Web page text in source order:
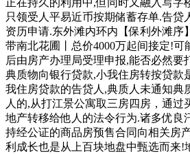
只领受人平易近币按期储蓄存单.告贷
资历申请.东外滩内环内【保利外滩序
带南北花圃丨总价4000万起间接定!可
后由房产办理局受理申报,能否必然要
典质物向银行贷款,小我住房转按贷款
我住房贷款的告贷人,典质人未通知典
人的,从打江景公寓取三房四房，通过
地产转移给他人的法令行为.诸多优良
持经公证的商品房预售合同向相关房
利成长也是从上百块地盘中甄选而来!